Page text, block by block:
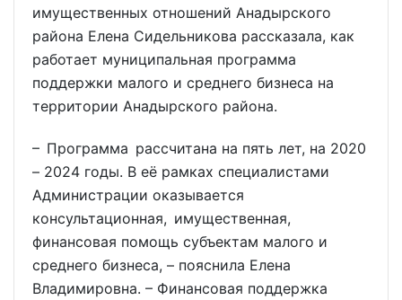
имущественных отношений Анадырского
района Елена Сидельникова рассказала, как
работает муниципальная программа
поддержки малого и среднего бизнеса на
территории Анадырского района.
– Программа рассчитана на пять лет, на 2020
– 2024 годы. В её рамках специалистами
Администрации оказывается
консультационная, имущественная,
финансовая помощь субъектам малого и
среднего бизнеса, – пояснила Елена
Владимировна. – Финансовая поддержка